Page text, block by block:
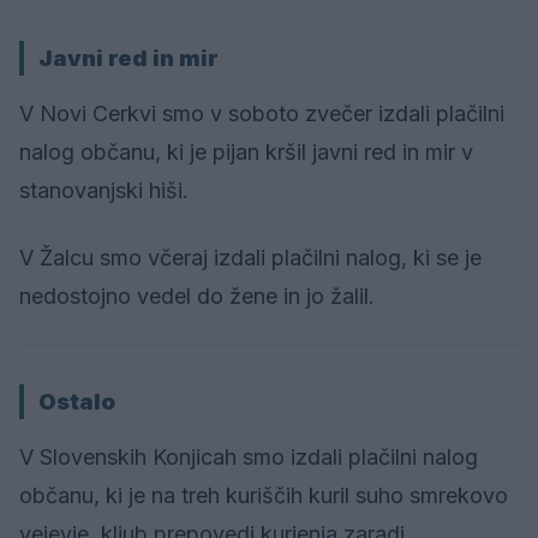
Javni red in mir
V Novi Cerkvi smo v soboto zvečer izdali plačilni
nalog občanu, ki je pijan kršil javni red in mir v
stanovanjski hiši.
V Žalcu smo včeraj izdali plačilni nalog, ki se je
nedostojno vedel do žene in jo žalil.
Ostalo
V Slovenskih Konjicah smo izdali plačilni nalog
občanu, ki je na treh kuriščih kuril suho smrekovo